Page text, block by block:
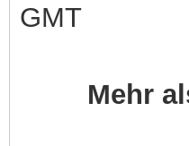
GMT
Mehr